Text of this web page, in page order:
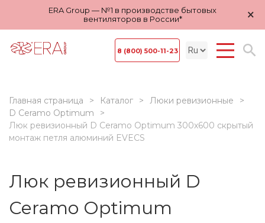
ERA Group — №1 в производстве бытовых
вентиляторов в России*
×
8 (800) 500-11-23
Главная страница Каталог
Люки ревизионные
D Ceramo Optimum
Люк ревизионный D Ceramo Optimum 300х600 скрытый
монтаж петля алюминий EVECS
Люк ревизионный D
Ceramo Optimum